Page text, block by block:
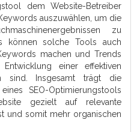
dem Website-Betreiber
auszuwählen, um die
zu
können solche Tools auch
machen und Trends
einer effektiven
sind. Insgesamt trägt die
SEO-Optimierungstools
gezielt auf relevante
und somit mehr organischen